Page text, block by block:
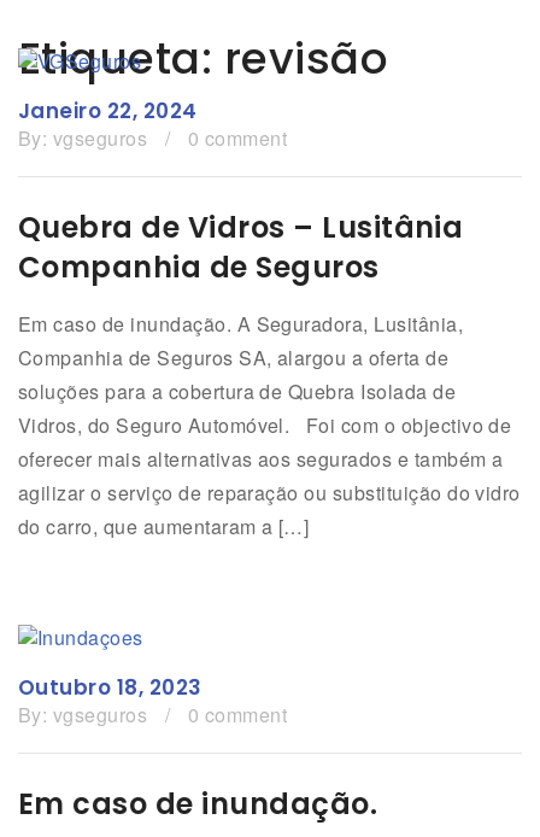
Etiqueta: revisão
Janeiro 22, 2024
By: vgseguros / 0 comment
Quebra de Vidros – Lusitânia
Companhia de Seguros
Em caso de inundação. A Seguradora, Lusitânia,
Companhia de Seguros SA, alargou a oferta de
soluções para a cobertura de Quebra Isolada de
Vidros, do Seguro Automóvel. Foi com o objectivo de
oferecer mais alternativas aos segurados e também a
agilizar o serviço de reparação ou substituição do vidro
do carro, que aumentaram a […]
Outubro 18, 2023
By: vgseguros / 0 comment
Em caso de inundação.